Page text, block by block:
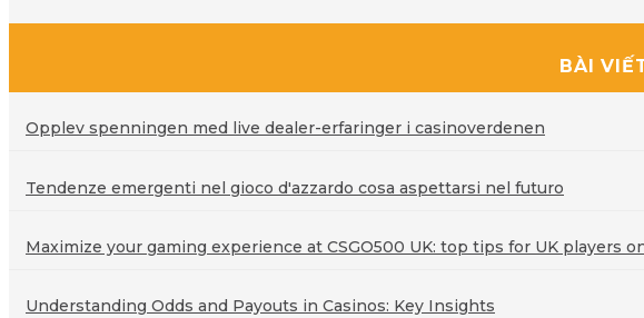
BÀI
Opplev spenningen med live dealer-erfaringer i casinoverdenen
Tendenze emergenti nel gioco d'azzardo cosa aspettarsi nel futuro
Maximize your gaming experience at CSGO500 UK: top tips for UK players
Understanding Odds and Payouts in Casinos: Key Insights